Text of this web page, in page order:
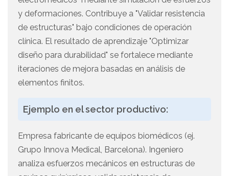
y deformaciones. Contribuye a "Validar resistencia
de estructuras" bajo condiciones de operación
clínica. El resultado de aprendizaje "Optimizar
diseño para durabilidad" se fortalece mediante
iteraciones de mejora basadas en análisis de
elementos finitos.
Ejemplo en el sector productivo:
Empresa fabricante de equipos biomédicos (ej.
Grupo Innova Medical, Barcelona). Ingeniero
analiza esfuerzos mecánicos en estructuras de